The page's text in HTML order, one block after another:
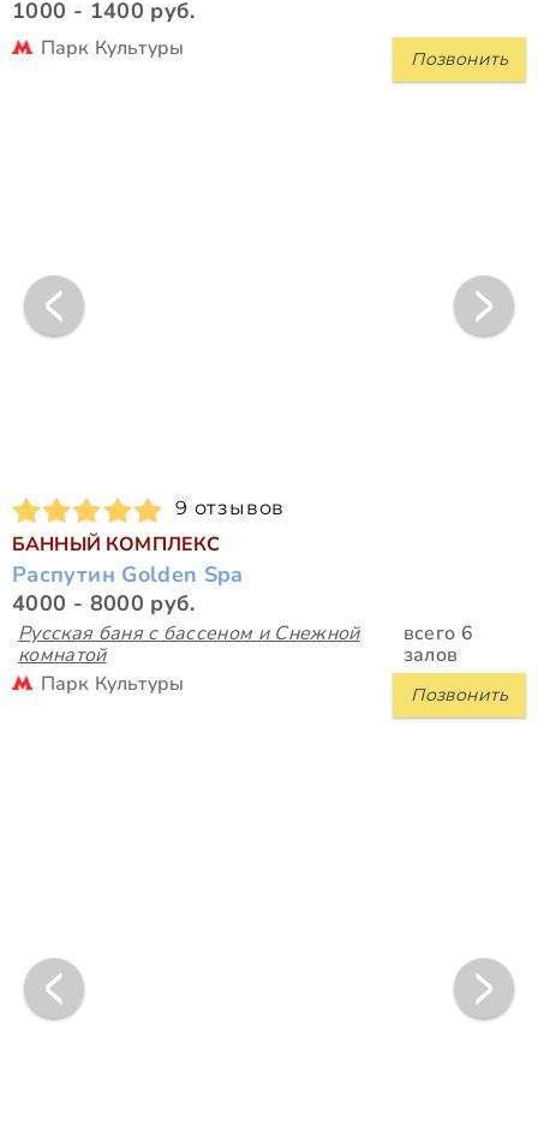
1000 - 1400 руб.
Позвонить
Парк Культуры
9 отзывов
БАННЫЙ КОМПЛЕКС
Распутин Golden Spa
4000 - 8000 руб.
Русская баня с бассеном и Снежной
комнатой
всего 6
залов
Позвонить
Парк Культуры